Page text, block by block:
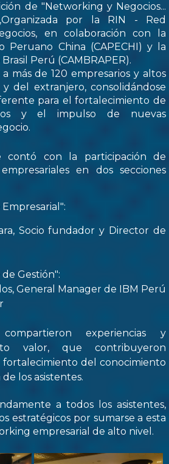
de "Networking y Negocios...
por la RIN - Red
en colaboración con la
Peruano China (CAPECHI) y la
Perú (CAMBRAPER).
más de 120 empresarios y altos
del extranjero, consolidándose
para el fortalecimiento de
y el impulso de nuevas
contó con la participación de
en dos secciones
Socio fundador y Director de
Gestión":
General Manager de IBM Perú
experiencias y
valor, que contribuyeron
fortalecimiento del conocimiento
los asistentes.
a todos los asistentes,
estratégicos por sumarse a esta
empresarial de alto nivel.